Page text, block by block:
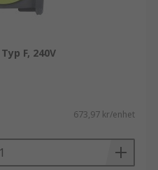
F, 240V
673,97 kr/enhet